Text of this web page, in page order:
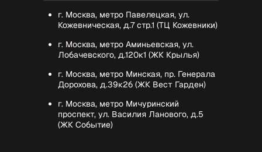
г. Москва, метро Павелецкая, ул.
Кожевническая, д.7 стр.1 (ТЦ Кожевники)
г. Москва, метро Аминьевская, ул.
Лобачевского, д.120к1 (ЖК Крылья)
г. Москва, метро Минская, пр. Генерала
Дорохова, д.39к2б (ЖК Вест Гарден)
г. Москва, метро Мичуринский
проспект, ул. Василия Ланового, д.5
(ЖК Событие)